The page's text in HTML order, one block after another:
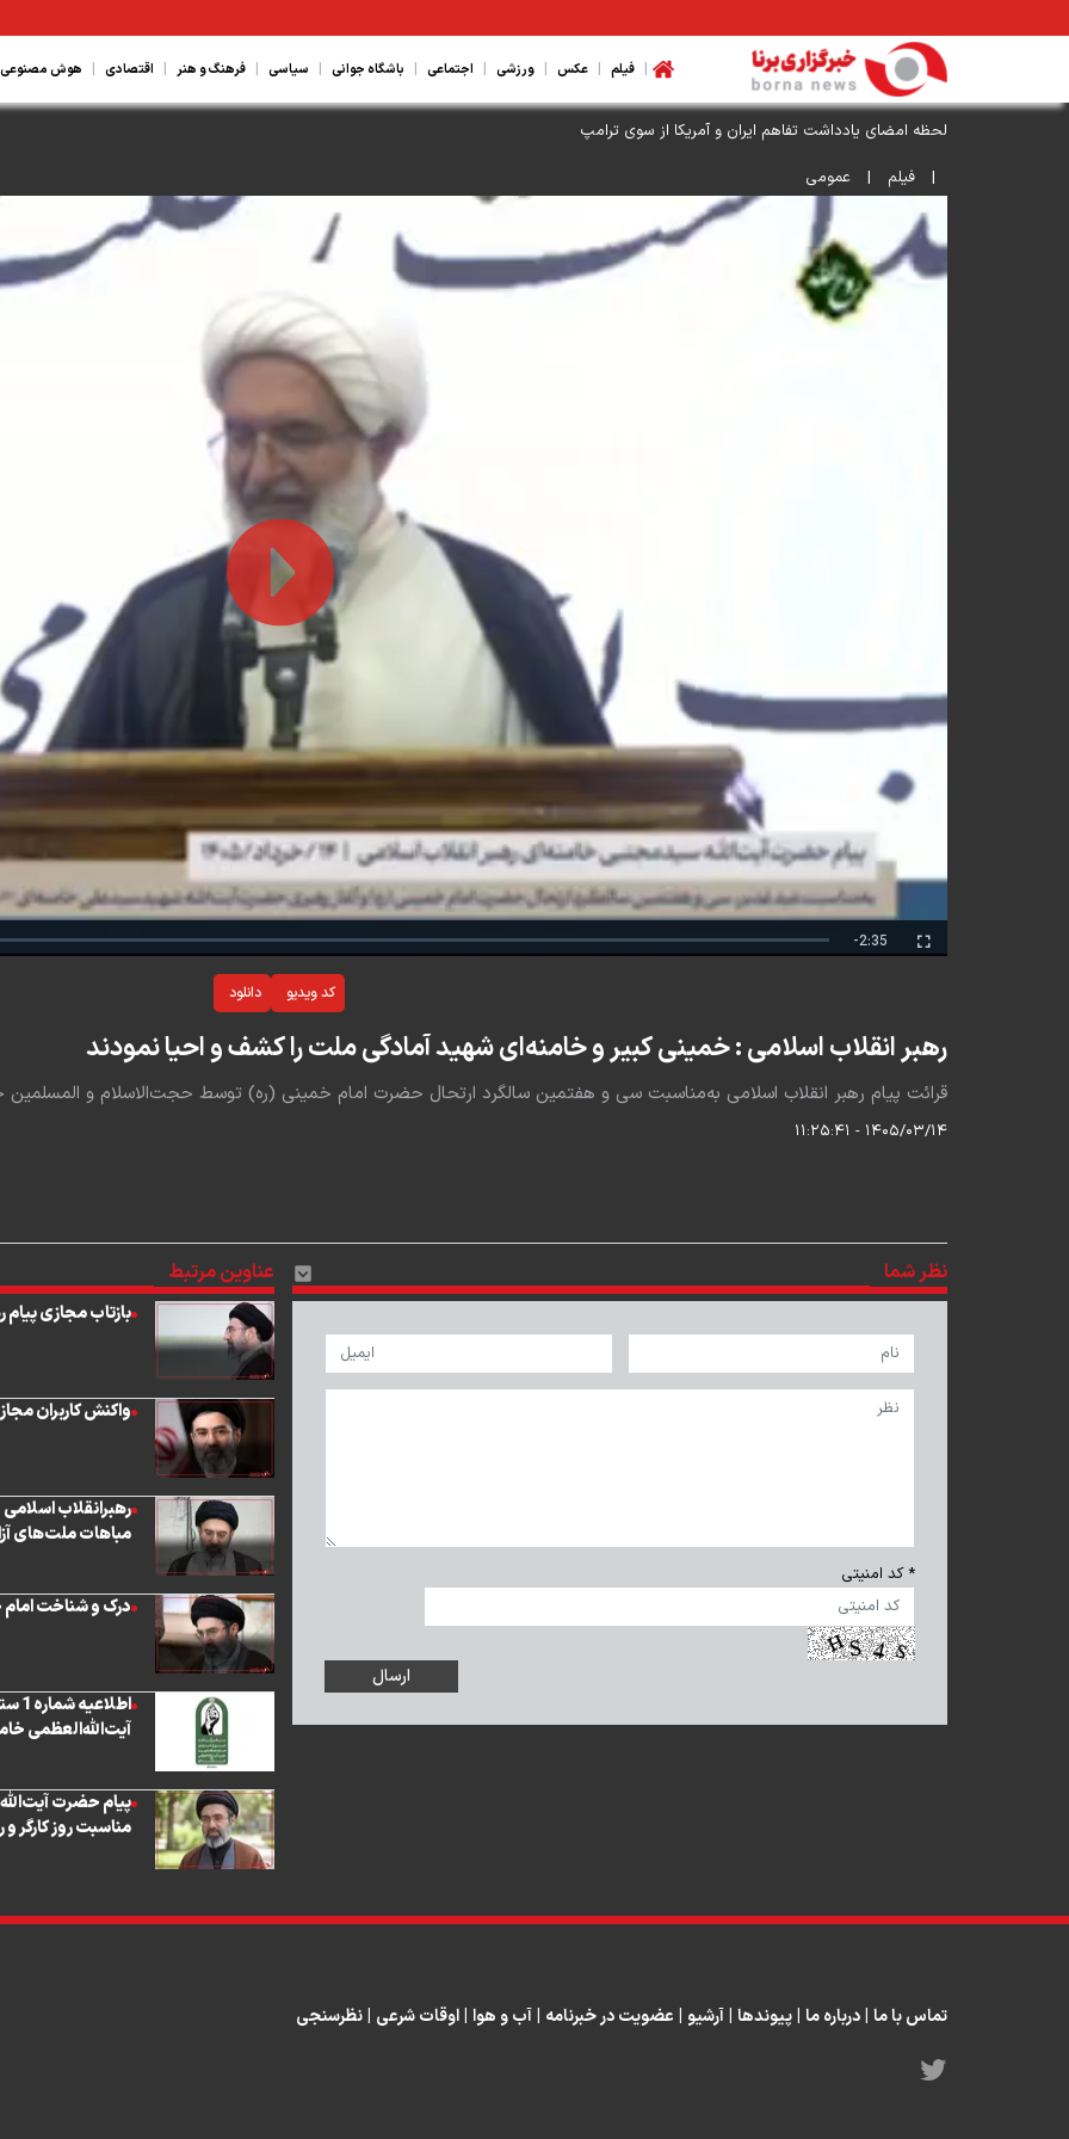
| فیلم | عکس | ورزشی | اجتماعی | باشگاه جوانی | سیاسی | فرهنگ و هنر | اقتصادی | هوش مصنوعی،
لحظه امضای یادداشت تفاهم ایران و آمریکا از سوی ترامپ
|
فیلم | عمومی
Video
Remaining
Time
-2:35
Fullscreen
کد ویدیو
دانلود
رهبر انقلاب اسلامی : خمینی کبیر و خامنه‌ای شهید آمادگی ملت را کشف و احیا نمودند
قرائت پیام رهبر انقلاب اسلامی به‌مناسبت سی و هفتمین سالگرد ارتحال حضرت امام خمینی (ره) توسط حجت‌الاسلام و المسلمین حاج علی
۱۴۰۵/۰۳/۱۴ - ۱۱:۲۵:۴۱
نظر شما
* کد امنیتی
عناوین مرتبط
بازتاب مجازی
واکنش کاربران
رهبرانقلاب
مباهات ملت‌های
درک و شناخت امام
آیت‌الله‌العظمی
پیام حضرت
مناسبت روز کارگر
تماس با ما |درباره ما |پیوندها |آرشیو | عضویت در خبرنامه |آب و هوا |اوقات شرعی |نظرسنجی